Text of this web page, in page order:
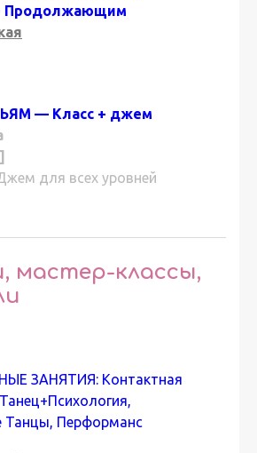
Продолжающим
— Класс + джем
для всех уровней
мастер-классы,
ЗАНЯТИЯ: Контактная
Танцы, Перформанс